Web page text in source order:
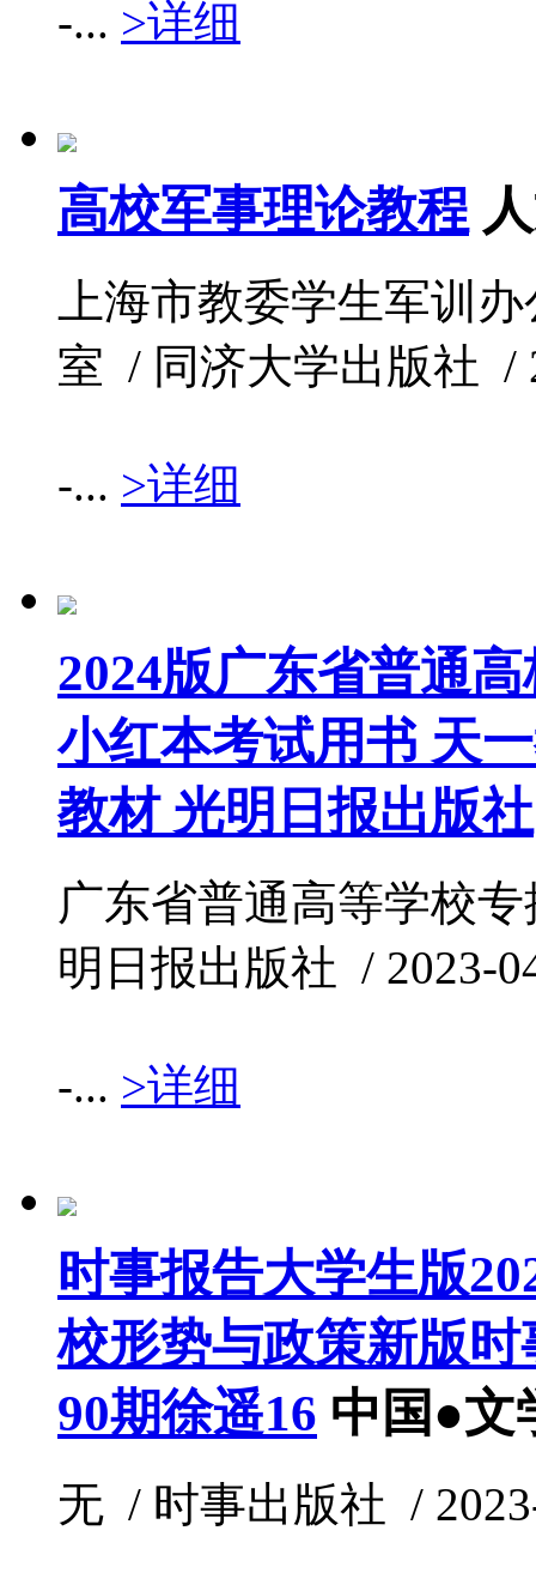
-... >详细
高校军事理论教程
上海市教委学生军训
室 / 同济大学出版社 /
-... >详细
2024版广东省普通
小红本考试用书 天
教材 光明日报出版社
广东省普通高等学校
明日报出版社 / 2023-
-... >详细
时事报告大学生版
校形势与政策新版
90期徐遥16 中国●文
无 / 时事出版社 /